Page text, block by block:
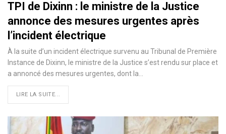
TPI de Dixinn : le ministre de la Justice
annonce des mesures urgentes après
l’incident électrique
À la suite d’un incident électrique survenu au Tribunal de Première
Instance de Dixinn, le ministre de la Justice s’est rendu sur place et
a annoncé des mesures urgentes, dont la…
LIRE LA SUITE...